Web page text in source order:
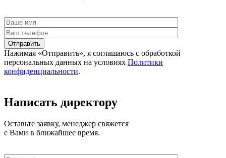
Отправить
Нажимая «Отправить», я соглашаюсь c обработкой
персональных данных на условиях Политики
конфиденциальности.
Написать директору
Оставьте заявку, менеджер свяжется
с Вами в ближайшее время.